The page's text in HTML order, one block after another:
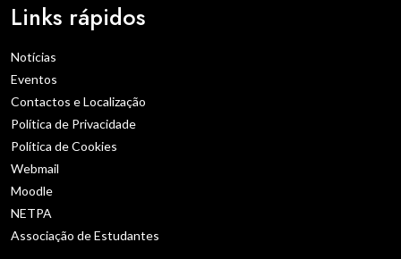
Links rápidos
Notícias
Eventos
Contactos e Localização
Política de Privacidade
Política de Cookies
Webmail
Moodle
NETPA
Associação de Estudantes